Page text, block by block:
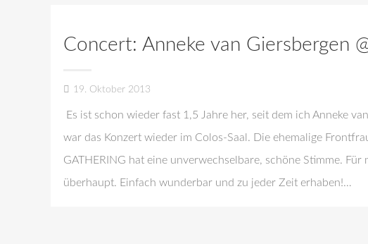
Concert: Anneke van Giersbergen
19. Oktober 2013
Es ist schon wieder fast 1,5 Jahre her, seit dem ich Anneke
war das Konzert wieder im Colos-Saal. Die ehemalige
GATHERING hat eine unverwechselbare, schöne Stimme.
überhaupt. Einfach wunderbar und zu jeder Zeit erhaben!…